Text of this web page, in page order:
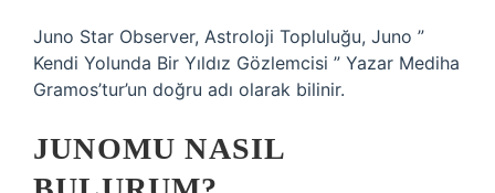
Juno Star Observer, Astroloji Topluluğu, Juno ”
Kendi Yolunda Bir Yıldız Gözlemcisi ” Yazar Mediha
Gramos’tur’un doğru adı olarak bilinir.
JUNOMU NASIL